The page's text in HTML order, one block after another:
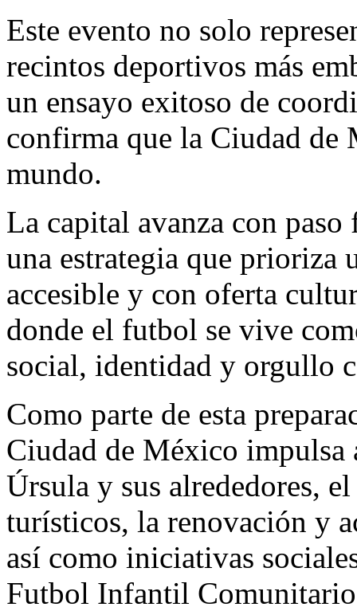
Este evento no solo
recintos deportivos más
un ensayo exitoso de
confirma que la Ciudad de
mundo.
La capital avanza con
una estrategia que prioriza
accesible y con oferta
donde el futbol se vive
social, identidad y orgullo
Como parte de esta
Ciudad de México impulsa
Úrsula y sus alrededores,
turísticos, la renovación y
así como iniciativas
Futbol Infantil